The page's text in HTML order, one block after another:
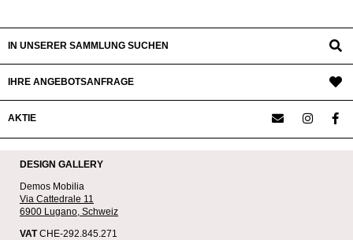
IN UNSERER SAMMLUNG SUCHEN
IHRE ANGEBOTSANFRAGE
AKTIE
DESIGN GALLERY
Demos Mobilia
Via Cattedrale 11
6900 Lugano, Schweiz
VATCHE-292.845.271